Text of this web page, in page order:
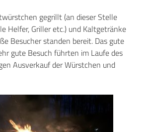
gegrillt (an dieser Stelle
Helfer, Griller etc.) und Kaltgetränke
Besucher standen bereit. Das gute
gute Besuch führten im Laufe des
Ausverkauf der Würstchen und